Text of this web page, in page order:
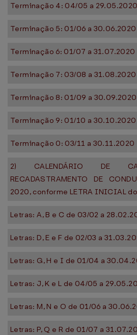
Terminação 4: 04/05 a 29.05.2020
Terminação 5: 01/06 a 30.06.2020
Terminação 6: 01/07 a 31.07.2020
Terminação 7: 03/08 a 31.08.2020
Terminação 8: 01/09 a 30.09.2020
Terminação 9: 01/10 a 30.10.2020
Terminação 0: 03/11 a 30.11.2020
2) CALENDÁRIO DE
RECADASTRAMENTO DE
2020, conforme LETRA INICIAL do
Letras: A, B e C de 03/02 a
Letras: D, E e F de 02/03 a
Letras: G, H e I de 01/04 a
Letras: J, K e L de 04/05 a
Letras: M, N e O de 01/06 a
Letras: P, Q e R de 01/07 a